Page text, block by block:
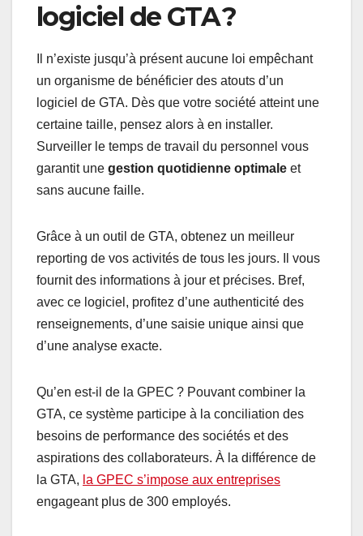
logiciel de GTA ?
Il n’existe jusqu’à présent aucune loi empêchant
un organisme de bénéficier des atouts d’un
logiciel de GTA. Dès que votre société atteint une
certaine taille, pensez alors à en installer.
Surveiller le temps de travail du personnel vous
garantit une gestion quotidienne optimale et
sans aucune faille.
Grâce à un outil de GTA, obtenez un meilleur
reporting de vos activités de tous les jours. Il vous
fournit des informations à jour et précises. Bref,
avec ce logiciel, profitez d’une authenticité des
renseignements, d’une saisie unique ainsi que
d’une analyse exacte.
Qu’en est-il de la GPEC ? Pouvant combiner la
GTA, ce système participe à la conciliation des
besoins de performance des sociétés et des
aspirations des collaborateurs. À la différence de
la GTA, la GPEC s’impose aux entreprises
engageant plus de 300 employés.